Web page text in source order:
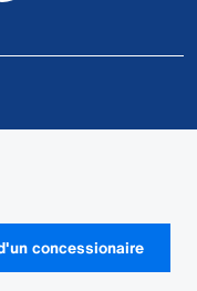
concessionaire